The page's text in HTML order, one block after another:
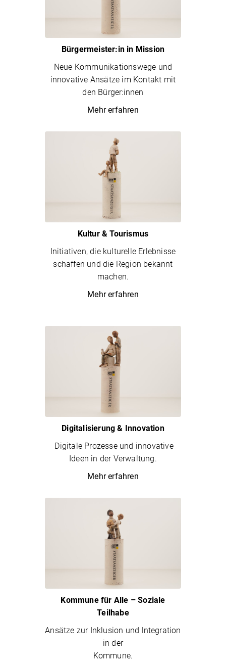
Bürgermeister:in in Mission
Neue Kommunikationswege und
innovative Ansätze im Kontakt mit
den Bürger:innen
Mehr erfahren
Kultur & Tourismus
Initiativen, die kulturelle Erlebnisse
schaffen und die Region bekannt
machen.
Mehr erfahren
Digitalisierung & Innovation
Digitale Prozesse und innovative
Ideen in der Verwaltung.
Mehr erfahren
Kommune für Alle – Soziale
Teilhabe
Ansätze zur Inklusion und Integration
in der
Kommune.